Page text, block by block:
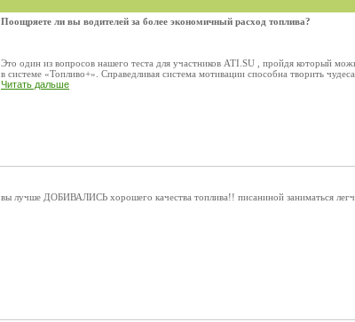
Поощряете ли вы водителей за более экономичный расход топлива?
Это один из вопросов нашего теста для участников ATI.SU , пройдя который
в системе «Топливо+». Справедливая система мотивации способна творить
Читать дальше
вы лучше ДОБИВАЛИСЬ хорошего качества топлива!! писаниной заниматься